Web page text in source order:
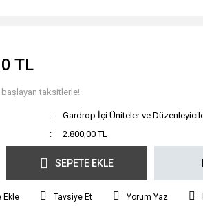
TL
başlayan taksitlerle!
Gardrop İçi Üniteler ve
2.800,00 TL
SEPETE EKLE
Tavsiye Et Yorum Yaz